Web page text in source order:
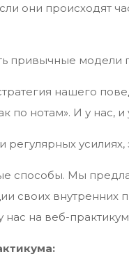
они происходят
привычные модели
нашего
по нотам». И у нас,
способы. Мы
своих внутренних
нас на веб-